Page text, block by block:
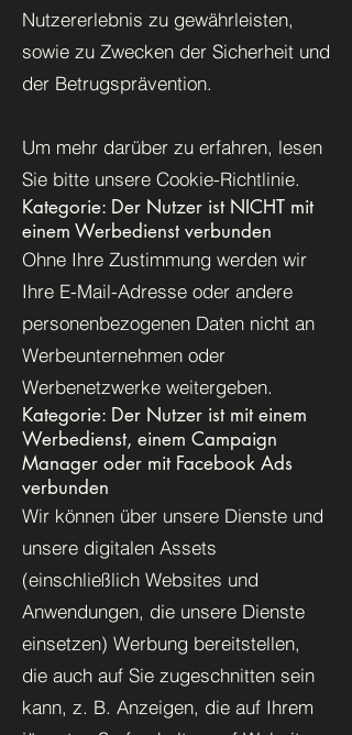
Nutzererlebnis zu gewährleisten,
sowie zu Zwecken der Sicherheit und
der Betrugsprävention.
Um mehr darüber zu erfahren, lesen
Sie bitte unsere Cookie-Richtlinie.
Kategorie: Der Nutzer ist NICHT mit
einem Werbedienst verbunden
Ohne Ihre Zustimmung werden wir
Ihre E-Mail-Adresse oder andere
personenbezogenen Daten nicht an
Werbeunternehmen oder
Werbenetzwerke weitergeben.
Kategorie: Der Nutzer ist mit einem
Werbedienst, einem Campaign
Manager oder mit Facebook Ads
verbunden
Wir können über unsere Dienste und
unsere digitalen Assets
(einschließlich Websites und
Anwendungen, die unsere Dienste
einsetzen) Werbung bereitstellen,
die auch auf Sie zugeschnitten sein
kann, z. B. Anzeigen, die auf Ihrem